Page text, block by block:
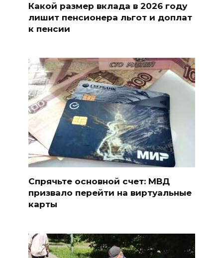
Какой размер вклада в 2026 году
лишит пенсионера льгот и доплат
к пенсии
Спрячьте основной счет: МВД
призвало перейти на виртуальные
карты